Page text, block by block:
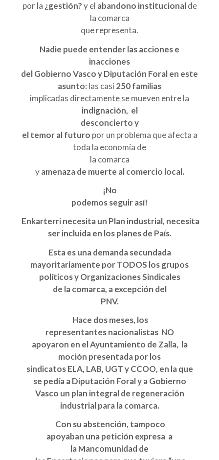
por la ¿gestión?y el abandono institucionalde
la comarca
que representa.
Nadie puede entender las acciones e
inacciones
del Gobierno Vasco y Diputación Foral en este
asunto: las casi 250 familias
implicadas directamente se mueven entre la
indignación, el
desconcierto y
el temor al futuro por un problema que afecta a
toda la economía de
la comarca
yamenaza de muerte al comercio local.
¡No
podemos seguir así!
Enkarterrinecesita un Plan industrial, necesita
ser incluida en los planes de País.
Esta es una demanda secundada
mayoritariamente por TODOS los grupos
políticos y Organizaciones Sindicales
de la comarca, a excepción del
PNV.
Hace dos meses, los
representantes nacionalistas NO
apoyaron en el Ayuntamiento de Zalla, la
moción presentada por los
sindicatos ELA, LAB, UGT y CCOO, en la que
se pedía a Diputación Foral y a Gobierno
Vasco un plan integral de regeneración
industrial para la comarca.
Con su abstención, tampoco
apoyaban una petición expresa a
la Mancomunidad de